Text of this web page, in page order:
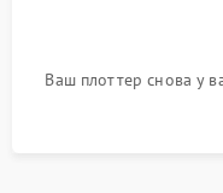
Ваш плоттер снова у